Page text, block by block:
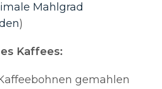
Mahlgrad
)
Kaffees:
gemahlen